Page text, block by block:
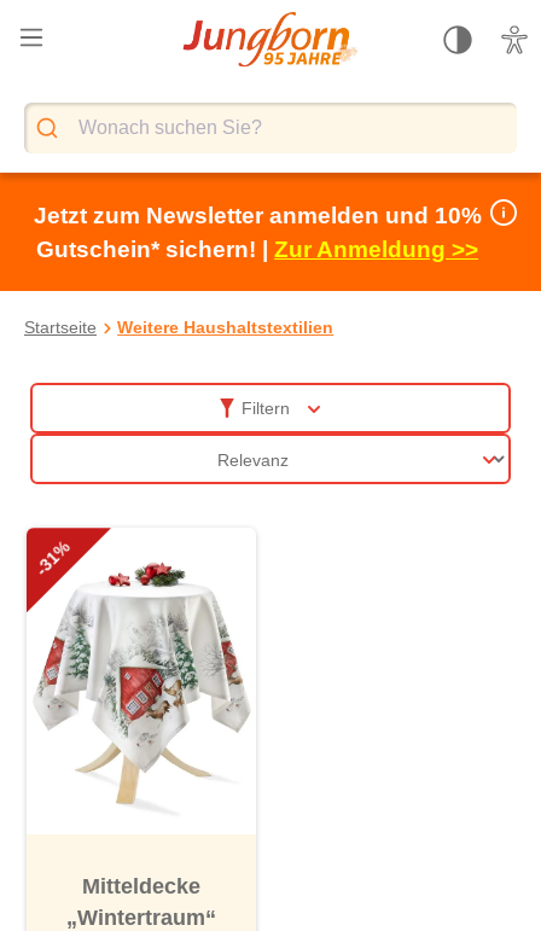
springen
Jetzt zum Newsletter anmelden und 10%
Gutschein* sichern! | Zur Anmeldung >>
Startseite Weitere Haushaltstextilien
Filtern
-31%
Mitteldecke
„Wintertraum“